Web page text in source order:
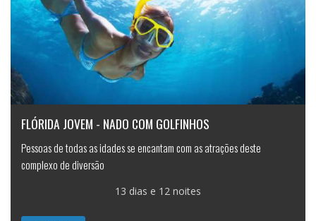
FLÓRIDA JOVEM - NADO COM GOLFINHOS
Pessoas de todas as idades se encantam com as atrações deste
complexo de diversão
13 dias e 12 noites